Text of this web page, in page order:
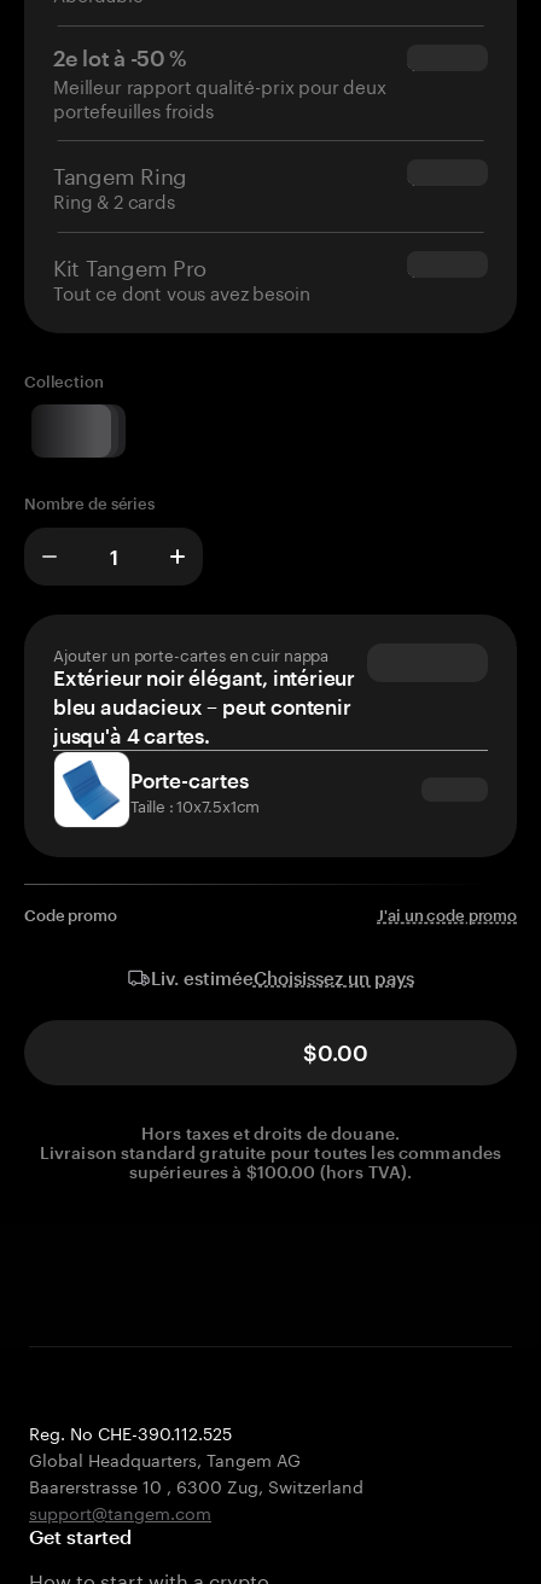
2e lot à -50 %
Meilleur rapport qualité-prix pour deux
portefeuilles froids
$34.95
Tangem Ring
Ring & 2 cards
$160.00
Kit Tangem Pro
Tout ce dont vous avez besoin
$180.00
Collection
Nombre de séries
Ajouter un porte-cartes en cuir nappa
Extérieur noir élégant, intérieur
bleu audacieux – peut contenir
jusqu'à 4 cartes.
Porte-cartes
Taille : 10x7.5x1cm
Code promo J'ai un code promo
Liv. estiméeChoisissez un pays
$0.00
Hors taxes et droits de douane.
Livraison standard gratuite pour toutes les commandes
supérieures à $100.00 (hors TVA).
Reg. No CHE-390.112.525
Global Headquarters, Tangem AG
Baarerstrasse 10 , 6300 Zug, Switzerland
support@tangem.com
Get started